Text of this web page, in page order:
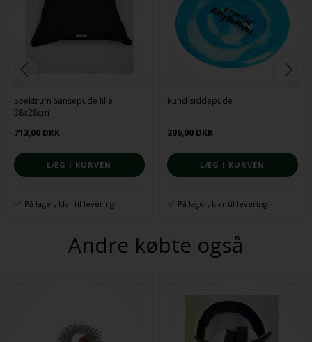
Spektrum Sansepude lille
28x28cm
713,00 DKK
På lager, klar til levering
Rund siddepude
206,00 DKK
På lager, klar til levering
Andre købte også